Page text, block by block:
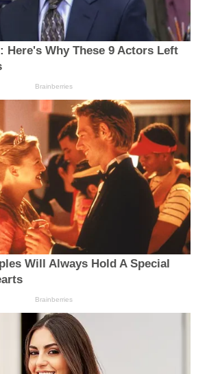
Here's Why These 9 Actors Left
Brainberries
Will Always Hold A Special
Brainberries